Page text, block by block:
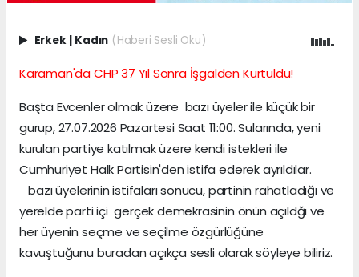
Erkek | Kadın (Haberi Sesli Oku)
Karaman'da CHP 37 Yıl Sonra İşgalden Kurtuldu!
Başta Evcenler olmak üzere bazı üyeler ile küçük bir
gurup, 27.07.2026 Pazartesi Saat 11:00. Sularında, yeni
kurulan partiye katılmak üzere kendi istekleri ile
Cumhuriyet Halk Partisin'den istifa ederek ayrıldılar.
bazı üyelerinin istifaları sonucu, partinin rahatladığı ve
yerelde parti içi gerçek demekrasinin önün açıldğı ve
her üyenin seçme ve seçilme özgürlüğüne
kavuştuğunu buradan açıkça sesli olarak söyleye biliriz.